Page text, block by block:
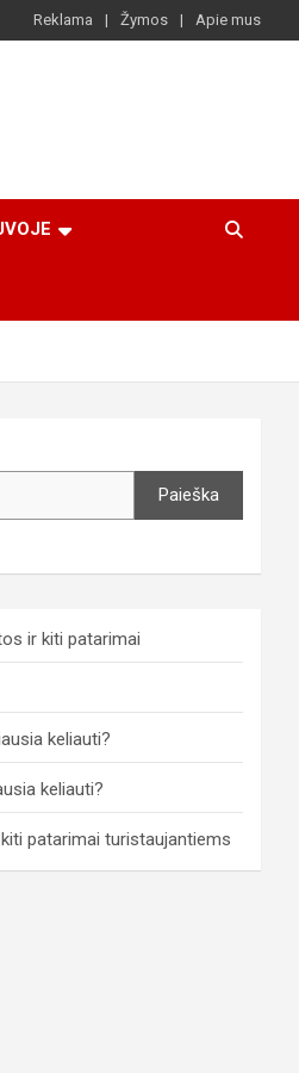
Reklama Žymos Apie mus
Paieška
ir kiti patarimai
keliauti?
keliauti?
patarimai turistaujantiems